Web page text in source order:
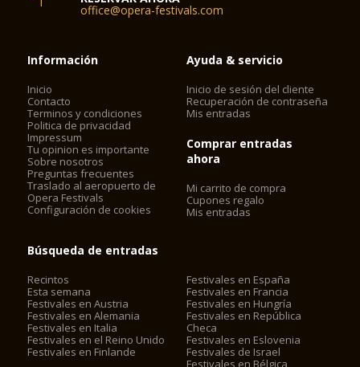
office@opera-festivals.com
Información
Inicio
Contacto
Terminos y condiciones
Politica de privacidad
Impressum
Tu opinion es importante
Sobre nosotros
Preguntas frecuentes
Traslado al aeropuerto de
Opera Festivals
Configuración de cookies
Ayuda & servicio
Inicio de sesión del cliente
Recuperación de contraseña
Mis entradas
Comprar entradas
ahora
Mi carrito de compra
Cupones regalo
Mis entradas
Búsqueda de entradas
Recintos
Esta semana
Festivales en Austria
Festivales en Alemania
Festivales en Italia
Festivales en el Reino Unido
Festivales en Finlande
Festivales en España
Festivales en Francia
Festivales en Hungría
Festivales en República
Checa
Festivales en Eslovenia
Festivales de Israel
Festivales en Bélgica